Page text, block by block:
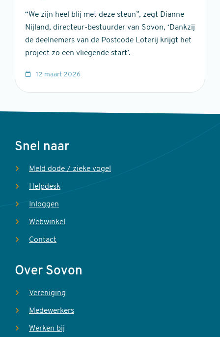
“We zijn heel blij met deze steun”, zegt Dianne
Nijland, directeur-bestuurder van Sovon, ‘Dankzij
de deelnemers van de Postcode Loterij krijgt het
project zo een vliegende start’.
12 maart 2026
Voet
Snel naar
Meld dode / zieke vogel
Helpdesk
Inloggen
Webwinkel
Contact
Over Sovon
Vereniging
Medewerkers
Werken bij